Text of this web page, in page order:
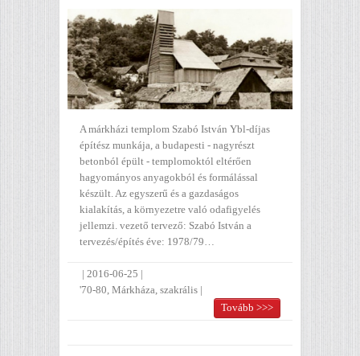
A márkházi templom Szabó István Ybl-díjas
építész munkája, a budapesti - nagyrészt
betonból épült - templomoktól eltérően
hagyományos anyagokból és formálással
készült. Az egyszerű és a gazdaságos
kialakítás, a környezetre való odafigyelés
jellemzi. vezető tervező: Szabó István a
tervezés/építés éve: 1978/79…
| 2016-06-25 |
'70-80, Márkháza, szakrális |
Tovább >>>